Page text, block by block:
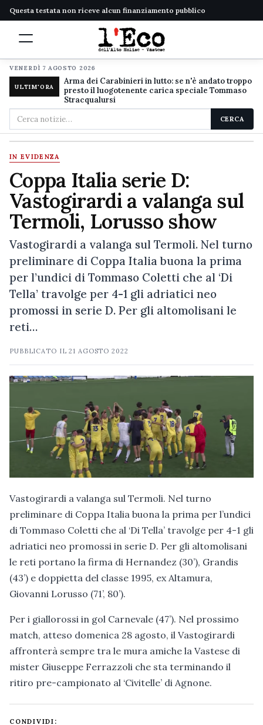
Questa testata non riceve alcun finanziamento pubblico
VENERDÌ 7 AGOSTO 2026
ULTIM'ORA
Arma dei Carabinieri in lutto: se n'è andato troppo
presto il luogotenente carica speciale Tommaso
Stracqualursi
Cerca
nel
sito
CERCA
IN EVIDENZA
Coppa Italia serie D:
Vastogirardi a valanga sul
Termoli, Lorusso show
Vastogirardi a valanga sul Termoli. Nel turno
preliminare di Coppa Italia buona la prima
per l’undici di Tommaso Coletti che al ‘Di
Tella’ travolge per 4-1 gli adriatici neo
promossi in serie D. Per gli altomolisani le
reti…
PUBBLICATO IL21 AGOSTO 2022
Vastogirardi a valanga sul Termoli. Nel turno
preliminare di Coppa Italia buona la prima per l’undici
di Tommaso Coletti che al ‘Di Tella’ travolge per 4-1 gli
adriatici neo promossi in serie D. Per gli altomolisani
le reti portano la firma di Hernandez (30’), Grandis
(43’) e doppietta del classe 1995, ex Altamura,
Giovanni Lorusso (71’, 80’).
Per i giallorossi in gol Carnevale (47’). Nel prossimo
match, atteso domenica 28 agosto, il Vastogirardi
affronterà sempre tra le mura amiche la Vastese di
mister Giuseppe Ferrazzoli che sta terminando il
ritiro pre-campionato al ‘Civitelle’ di Agnone.
CONDIVIDI: